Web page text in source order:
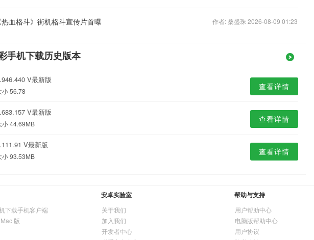
血格斗》街机格斗宣传片首曝 作者: 桑盛珠 2026-08-09 01:23
手机下载历史版本
V最新版
小 56.78 查看详情
V最新版
小 44.69MB 查看详情
V最新版
小 93.53MB 查看详情
下载手机客户端
版
安卓实验室
关于我们
加入我们
开发者中心
帮助与支持
用户帮助中心
电脑版帮助中心
用户协议